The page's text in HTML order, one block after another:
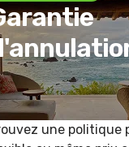
une politique